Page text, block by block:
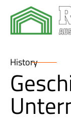
History